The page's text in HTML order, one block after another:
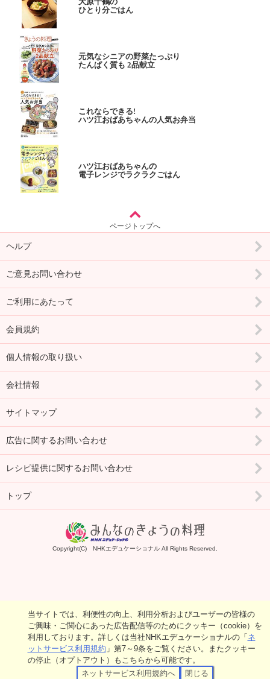
ひとり分ごはん
元気なシニアの野菜たっぷり
たんぱく質も 2品献立
これならできる!
ハツ江おばあちゃんの人気お弁当
ハツ江おばあちゃんの
電子レンジでラクラクごはん
ページトップへ
ヘルプ
ご意見お問い合わせ
ご利用にあたって
会員規約
個人情報の取り扱い
会社情報
サイトマップ
広告に関するお問い合わせ
レシピ提供に関するお問い合わせ
トップ
Copyright(C) NHKエデュケーショナル All Rights Reserved.
当サイトでは、利便性の向上、利用分析およびユーザーの皆様の
ご興味・ご関心にあった広告配信等のためにクッキー（cookie）を
利用しております。詳しくは当社NHKエデュケーショナルの「ネ
ットサービス利用規約 」第7～9条をご覧ください。またクッキー
の停止（オプトアウト）もこちらから可能です。
ネットサービス利用規約へ
閉じる